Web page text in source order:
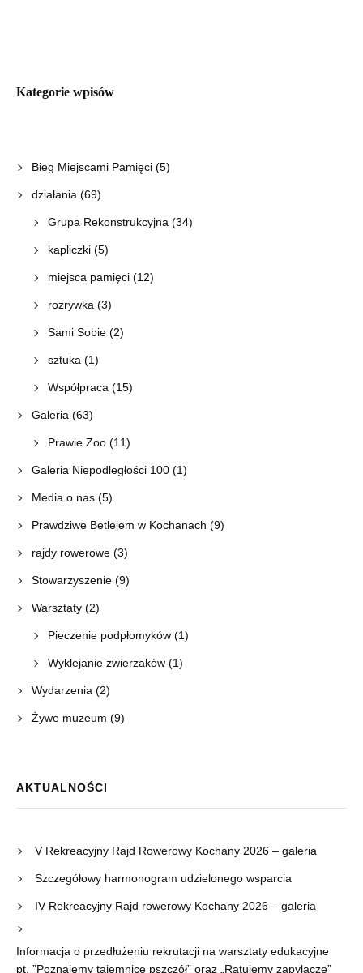
Kategorie wpisów
Bieg Miejscami Pamięci(5)
działania (69)
Grupa Rekonstrukcyjna (34)
kapliczki(5)
miejsca pamięci(12)
rozrywka (3)
Sami Sobie(2)
sztuka (1)
Współpraca (15)
Galeria (63)
Prawie Zoo(11)
Galeria Niepodległości 100(1)
Media o nas(5)
Prawdziwe Betlejem w Kochanach (9)
rajdy rowerowe(3)
Stowarzyszenie(9)
Warsztaty(2)
Pieczenie podpłomyków(1)
Wyklejanie zwierzaków(1)
Wydarzenia (2)
Żywe muzeum (9)
AKTUALNOŚCI
V Rekreacyjny Rajd Rowerowy Kochany 2026 – galeria
Szczegółowy harmonogram udzielonego wsparcia
IV Rekreacyjny Rajd rowerowy Kochany 2026 – galeria
Informacja o przedłużeniu rekrutacji na warsztaty edukacyjne
pt. ”Poznajemy tajemnice pszczół” oraz „Ratujemy zapylacze”